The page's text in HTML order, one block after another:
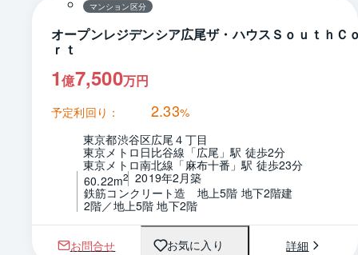
マンション区分
オープンレジデンシア広尾ザ・ハウスＳｏｕｔｈＣ
ｒｔ
1億7,500万円
予定利回り： 2.33%
東京都渋谷区広尾４丁目
東京メトロ日比谷線「広尾」駅 徒歩2分
東京メトロ南北線「麻布十番」駅 徒歩23分
60.22m2 2019年2月築
鉄筋コンクリート造　地上5階 地下2階建
2階／地上5階 地下2階
お問合せ お気に入り 詳細
1 / 0